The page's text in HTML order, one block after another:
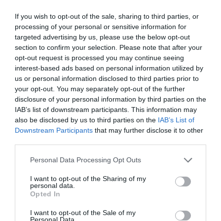
If you wish to opt-out of the sale, sharing to third parties, or
processing of your personal or sensitive information for
targeted advertising by us, please use the below opt-out
section to confirm your selection. Please note that after your
opt-out request is processed you may continue seeing
interest-based ads based on personal information utilized by
us or personal information disclosed to third parties prior to
your opt-out. You may separately opt-out of the further
disclosure of your personal information by third parties on the
IAB’s list of downstream participants. This information may
also be disclosed by us to third parties on the IAB’s List of
Downstream Participants that may further disclose it to other
Personal Data Processing Opt Outs
I want to opt-out of the Sharing of my
personal data.
Opted In
I want to opt-out of the Sale of my
Personal Data.
els Estats Units o Àsia que ja han implementat la
medicina tradicional en el seu sector de la salut”,
explica la fundadora.
Pueyo: “De manera
tradicional, les dones ens
hem adaptat a productes
per a homes i no ha passat
res. Nosaltres hem creat un
producte per a dones, però
completament segur i
adaptable als homes”